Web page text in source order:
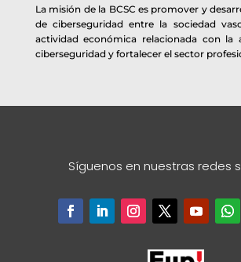
La misión de la BCSC es promover y
de ciberseguridad entre la sociedad
actividad económica relacionada con la
ciberseguridad y fortalecer el sector
Síguenos en nuestras redes